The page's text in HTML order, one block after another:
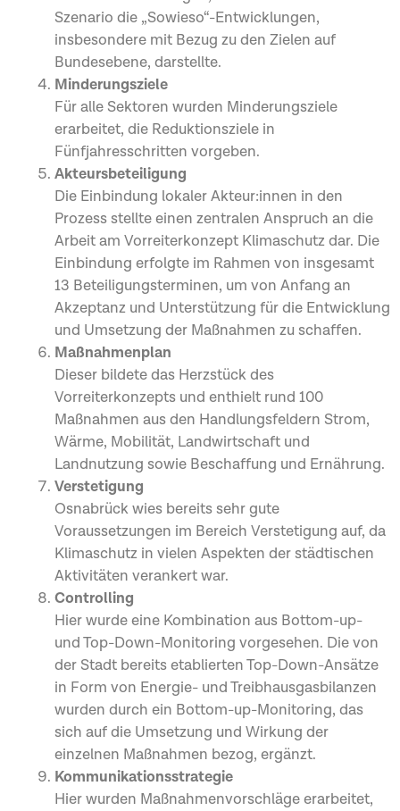
Szenario die „Sowieso“-Entwicklungen,
insbesondere mit Bezug zu den Zielen auf
Bundesebene, darstellte.
Minderungsziele
Für alle Sektoren wurden Minderungsziele
erarbeitet, die Reduktionsziele in
Fünfjahresschritten vorgeben.
Akteursbeteiligung
Die Einbindung lokaler Akteur:innen in den
Prozess stellte einen zentralen Anspruch an die
Arbeit am Vorreiterkonzept Klimaschutz dar. Die
Einbindung erfolgte im Rahmen von insgesamt
13 Beteiligungsterminen, um von Anfang an
Akzeptanz und Unterstützung für die Entwicklung
und Umsetzung der Maßnahmen zu schaffen.
Maßnahmenplan
Dieser bildete das Herzstück des
Vorreiterkonzepts und enthielt rund 100
Maßnahmen aus den Handlungsfeldern Strom,
Wärme, Mobilität, Landwirtschaft und
Landnutzung sowie Beschaffung und Ernährung.
Verstetigung
Osnabrück wies bereits sehr gute
Voraussetzungen im Bereich Verstetigung auf, da
Klimaschutz in vielen Aspekten der städtischen
Aktivitäten verankert war.
Controlling
Hier wurde eine Kombination aus Bottom-up-
und Top-Down-Monitoring vorgesehen. Die von
der Stadt bereits etablierten Top-Down-Ansätze
in Form von Energie- und Treibhausgasbilanzen
wurden durch ein Bottom-up-Monitoring, das
sich auf die Umsetzung und Wirkung der
einzelnen Maßnahmen bezog, ergänzt.
Kommunikationsstrategie
Hier wurden Maßnahmenvorschläge erarbeitet,